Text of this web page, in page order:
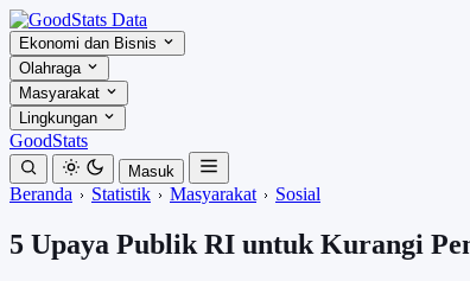
Ekonomi dan Bisnis
Olahraga
Masyarakat
Lingkungan
GoodStats
Masuk
Beranda Statistik Masyarakat Sosial
5 Upaya Publik RI untuk Kurangi